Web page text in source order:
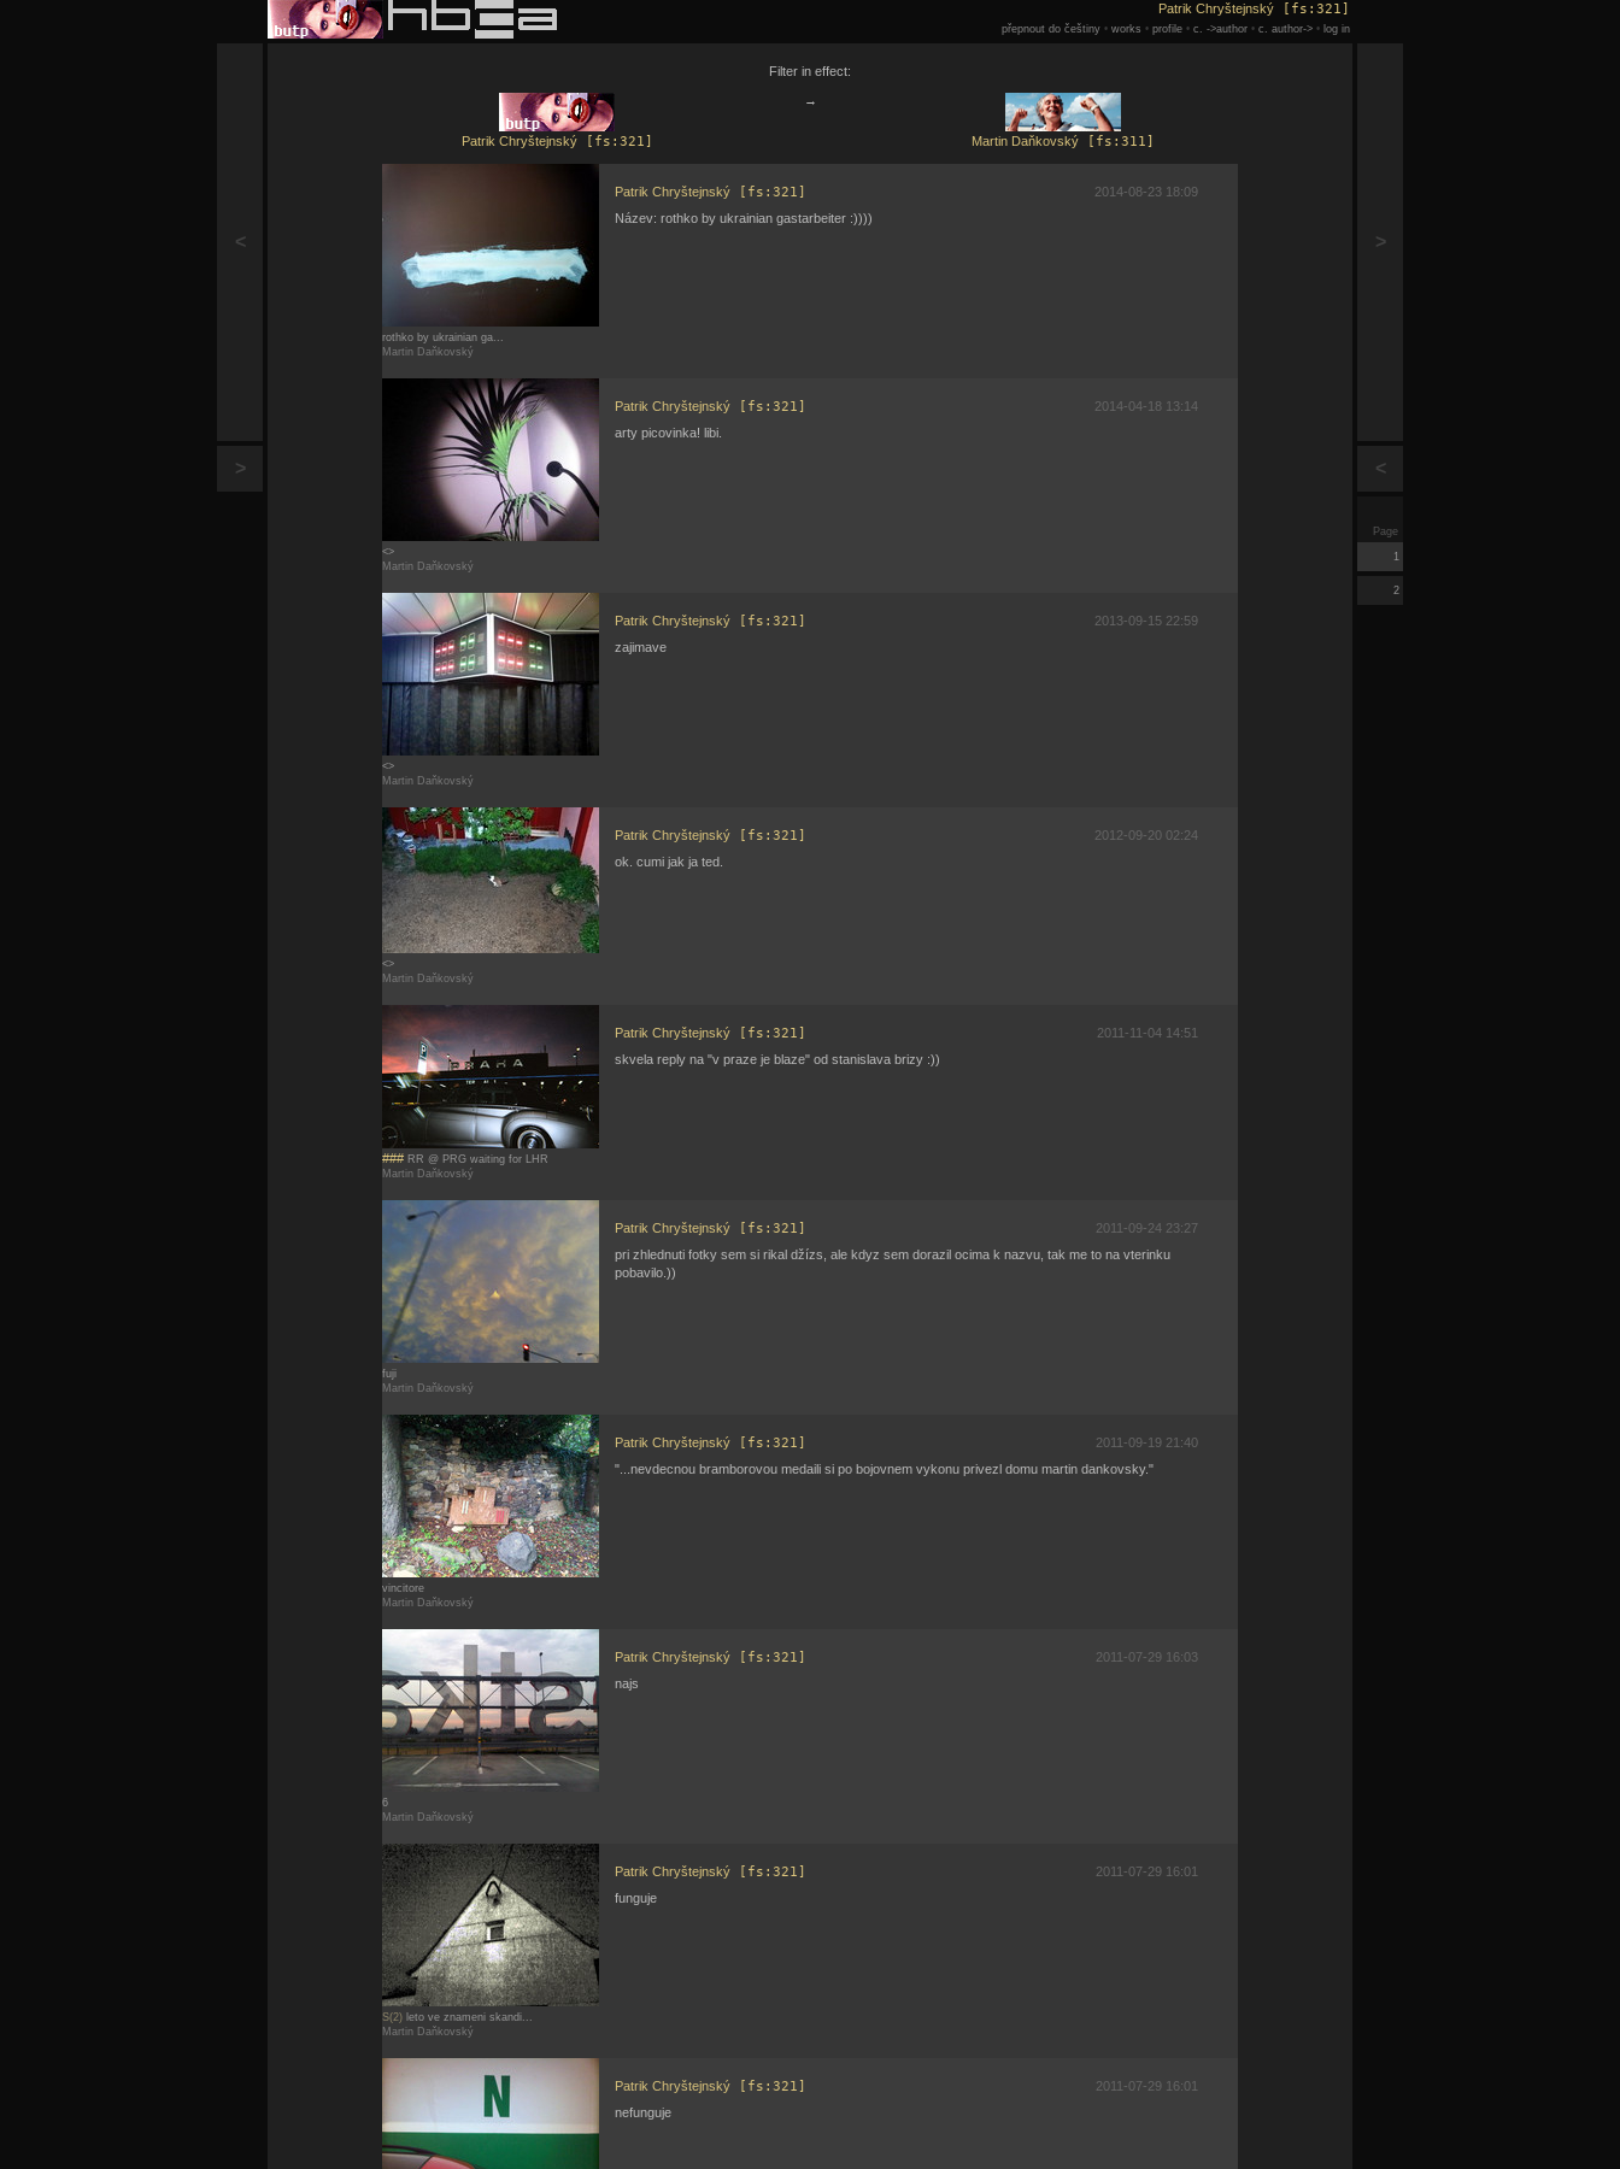
<
>
Patrik Chryštejnský [fs:321]
přepnout do češtiny • works • profile • c. ->author • c. author-> • log in
Filter in effect:
Patrik Chryštejnský[fs:321]
→
Martin Daňkovský [fs:311]
rothko by ukrainian ga...
Martin Daňkovský
Patrik Chryštejnský [fs:321]
2014-08-23 18:09
Název: rothko by ukrainian gastarbeiter :))))
<>
Martin Daňkovský
Patrik Chryštejnský [fs:321]
2014-04-18 13:14
arty picovinka! libi.
<>
Martin Daňkovský
Patrik Chryštejnský [fs:321]
2013-09-15 22:59
zajimave
<>
Martin Daňkovský
Patrik Chryštejnský [fs:321]
2012-09-20 02:24
ok. cumi jak ja ted.
### RR @ PRG waiting for LHR
Martin Daňkovský
Patrik Chryštejnský [fs:321]
2011-11-04 14:51
skvela reply na "v praze je blaze" od stanislava brizy :))
fuji
Martin Daňkovský
Patrik Chryštejnský [fs:321]
2011-09-24 23:27
pri zhlednuti fotky sem si rikal džízs, ale kdyz sem dorazil ocima k nazvu, tak me to na vterinku
pobavilo.))
vincitore
Martin Daňkovský
Patrik Chryštejnský [fs:321]
2011-09-19 21:40
"...nevdecnou bramborovou medaili si po bojovnem vykonu privezl domu martin dankovsky."
6
Martin Daňkovský
Patrik Chryštejnský [fs:321]
2011-07-29 16:03
najs
S(2) leto ve znameni skandi...
Martin Daňkovský
Patrik Chryštejnský [fs:321]
2011-07-29 16:01
funguje
Patrik Chryštejnský [fs:321]
2011-07-29 16:01
nefunguje
>
<
Page
1
2